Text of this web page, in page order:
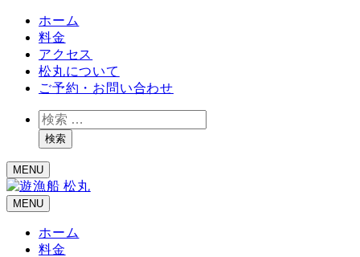
ホーム
料金
アクセス
松丸について
ご予約・お問い合わせ
検
索検索
MENU
MENU
ホーム
料金